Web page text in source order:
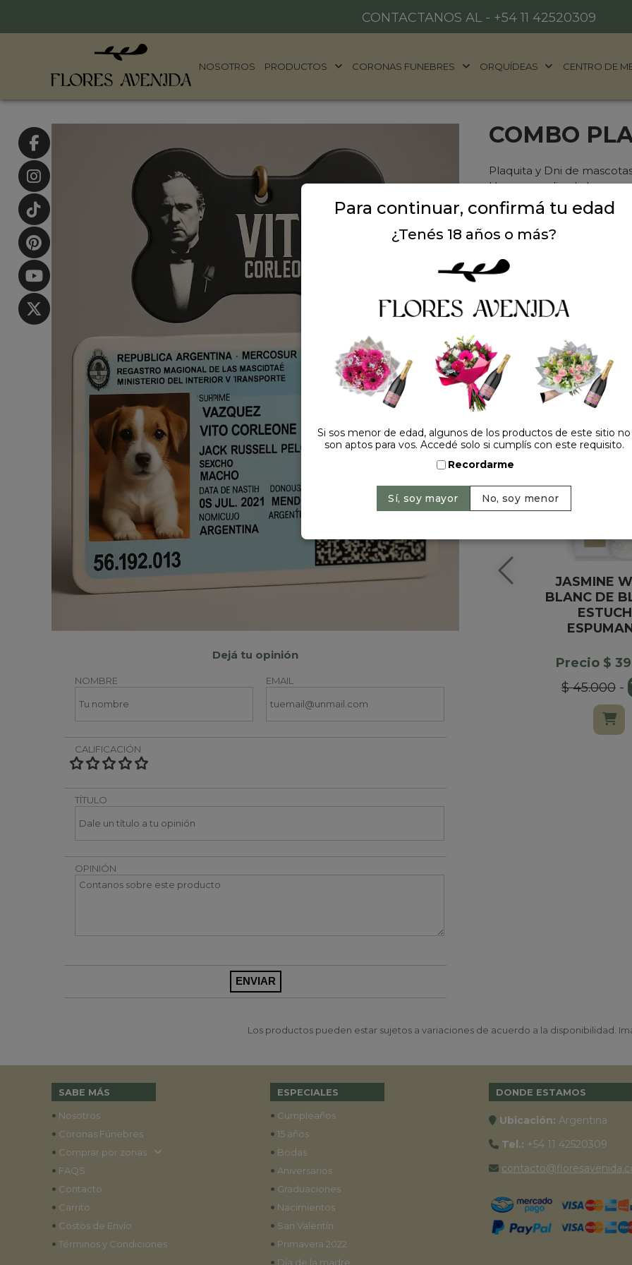
CONTACTANOS AL - +54 11 42520309
NOSOTROS PRODUCTOS CORONAS FUNEBRES ORQUÍDEAS CENTRO DE
Dejá tu opinión
NOMBRE EMAIL
CALIFICACIÓN
TÍTULO
OPINIÓN
COMBO
Plaquita y Dni de
Una vez realizada la
Precio: $ 15.800
HACELO
JASMINE
BLANC DE
Precio $
$ 45.000-
Los productos pueden estar sujetos a variaciones de acuerdo a la disponibilidad.
SABE MÁS
• Nosotros
• Coronas Fúnebres
• Comprar por zonas
• FAQS
• Contacto
• Carrito
• Costos de Envío
• Términos y Condiciones
ESPECIALES
• Cumpleaños
• 15 años
• Bodas
• Aniversarios
• Graduaciones
• Nacimientos
• San Valentín
• Primavera 2022
• Día de la madre
DONDE ESTAMOS
Ubicación: Argentina
Tel.: +54 11 42520309
Para continuar, confirmá tu edad
¿Tenés 18 años o más?
Si sos menor de edad, algunos de los productos de este sitio no
son aptos para vos. Accedé solo si cumplís con este requisito.
Recordarme